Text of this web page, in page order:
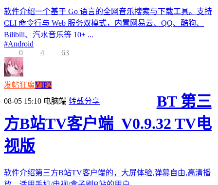
软件介绍一个基于 Go 语言的全网音乐搜索与下载工具。支持
CLI 命令行与 Web 服务双模式，内置网易云、QQ、酷狗、
Bilibili、汽水音乐等 10+ ...
#Android
0
4 63
发帖狂魔VIP2
08-05 15:10 电脑端 转载分享
BT 第三
方B站TV客户端_V0.9.32 TV电
视版
软件介绍第三方B站TV客户端的，大屏体验,弹幕自由,高清播